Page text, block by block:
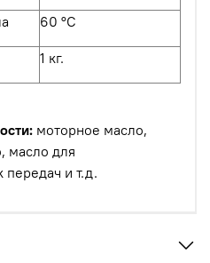
60 °C
1 кг.
моторное масло,
масло для
передач и т.д.